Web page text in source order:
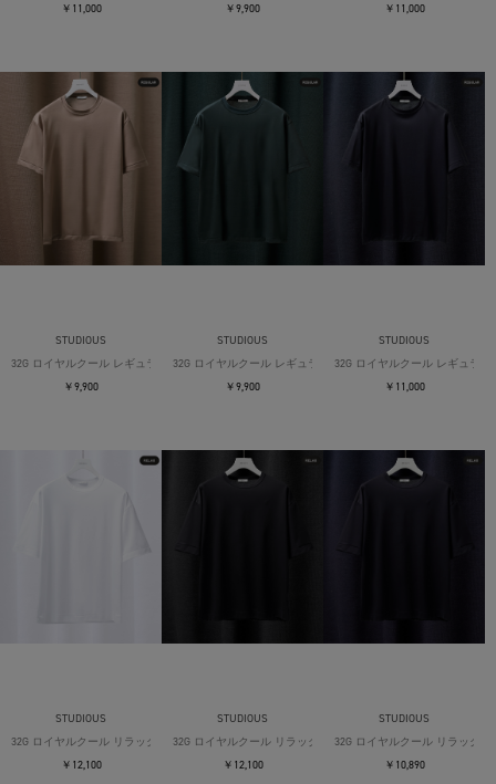
￥11,000
￥9,900
￥11,000
STUDIOUS
32G ロイヤルクール レギュラーTシャツ
￥9,900
STUDIOUS
32G ロイヤルクール レギュラーTシャツ
￥9,900
STUDIOUS
32G ロイヤルクール レギュラー
￥11,000
STUDIOUS
32G ロイヤルクール リラックスTシャツ
￥12,100
STUDIOUS
32G ロイヤルクール リラックスTシャツ
￥12,100
STUDIOUS
32G ロイヤルクール リラックス
￥10,890